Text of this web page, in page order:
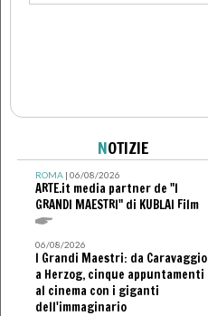
NOTIZIE
ROMA| 06/08/2026
ARTE.it media partner de "I
GRANDI MAESTRI" di KUBLAI Film
06/08/2026
I Grandi Maestri: da Caravaggio
a Herzog, cinque appuntamenti
al cinema con i giganti
dell'immaginario